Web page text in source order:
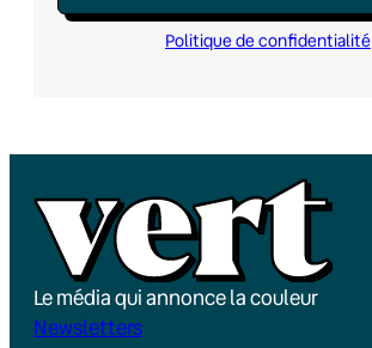
Politique de confidentialité
Le média qui annonce la couleur
Newsletters